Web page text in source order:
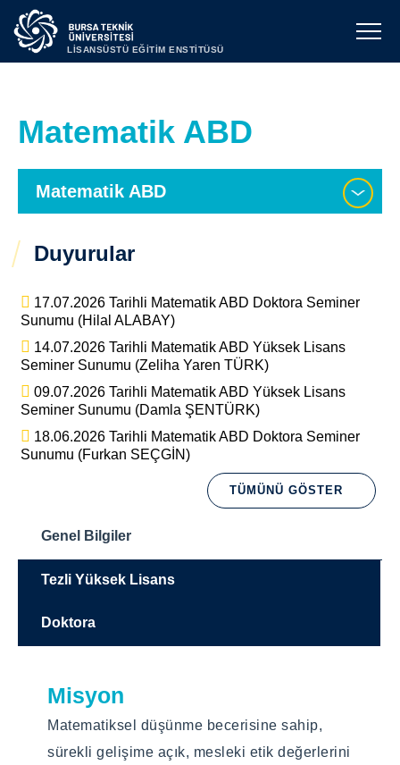
LİSANSÜSTÜ EĞİTİM ENSTİTÜSÜ
Matematik ABD
Matematik ABD
Duyurular
17.07.2026 Tarihli Matematik ABD Doktora Seminer
Sunumu (Hilal ALABAY)
14.07.2026 Tarihli Matematik ABD Yüksek Lisans
Seminer Sunumu (Zeliha Yaren TÜRK)
09.07.2026 Tarihli Matematik ABD Yüksek Lisans
Seminer Sunumu (Damla ŞENTÜRK)
18.06.2026 Tarihli Matematik ABD Doktora Seminer
Sunumu (Furkan SEÇGİN)
TÜMÜNÜ GÖSTER
Genel Bilgiler
Misyon
Matematiksel düşünme becerisine sahip,
sürekli gelişime açık, mesleki etik değerlerini
Tezli Yüksek Lisans
Eğitim Dili
Türkçe
Doktora
Eğitim Dili
Türkçe